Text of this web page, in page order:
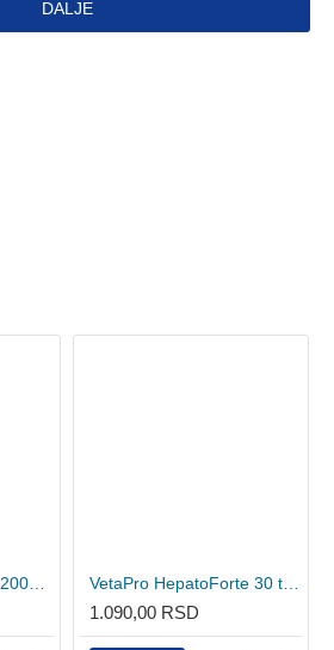
DALJE
Anima Strath tablete 200kom VetaPro HepatoForte 30 tableta
1.090,00 RSD